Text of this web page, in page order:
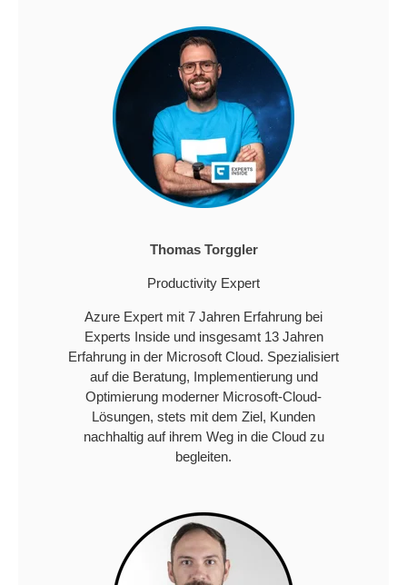
Thomas Torggler
Productivity Expert
Azure Expert mit 7 Jahren Erfahrung bei
Experts Inside und insgesamt 13 Jahren
Erfahrung in der Microsoft Cloud. Spezialisiert
auf die Beratung, Implementierung und
Optimierung moderner Microsoft-Cloud-
Lösungen, stets mit dem Ziel, Kunden
nachhaltig auf ihrem Weg in die Cloud zu
begleiten.